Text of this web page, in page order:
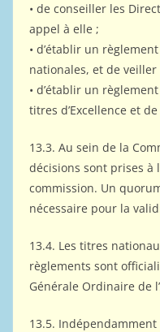
• de conseiller les
appel à elle ;
• d’établir un
nationales, et de
• d’établir un
titres d’Excellence et
13.3. Au sein de la
décisions sont prises à
commission. Un
nécessaire pour la
13.4. Les titres
règlements sont
Générale Ordinaire de
13.5. Indépendamment